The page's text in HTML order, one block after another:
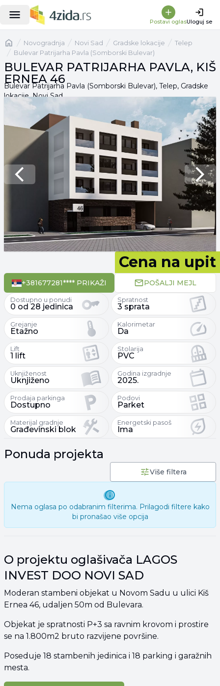
Postavi oglasUloguj se
NaslovnaNovogradnja Novi Sad Gradske lokacije
Telep
Bulevar Patrijarha Pavla (Somborski Bulevar)
BULEVAR PATRIJARHA PAVLA, KIŠ
ERNEA 46
Bulevar Patrijarha Pavla (Somborski Bulevar), Telep, Gradske
lokacije, Novi Sad
Previous slide Next
Cena na upit
+381677281**** PRIKAŽI POŠALJI MEJL
Dostupno u ponudi
0 od 28 jedinica
Spratnost
3 sprata
Grejanje
Etažno
Kalorimetar
Da
Lift
1 lift
Stolarija
PVC
Uknjiženost
Uknjiženo
Godina izgradnje
2025.
Prodaja parkinga
Dostupno
Podovi
Parket
Materijal gradnje
Građevinski blok
Energetski pasoš
Ima
Ponuda projekta
Više filtera
Nema oglasa po odabranim filterima. Prilagodi filtere kako
bi pronašao više opcija
O projektu oglašivača LAGOS
INVEST DOO NOVI SAD
Moderan stambeni objekat u Novom Sadu u ulici Kiš
Ernea 46, udaljen 50m od Bulevara.
Objekat je spratnosti P+3 sa ravnim krovom i prostire
se na 1.800m2 bruto razvijene površine.
Poseduje 18 stambenih jedinica i 18 parking i garažnih
mesta.